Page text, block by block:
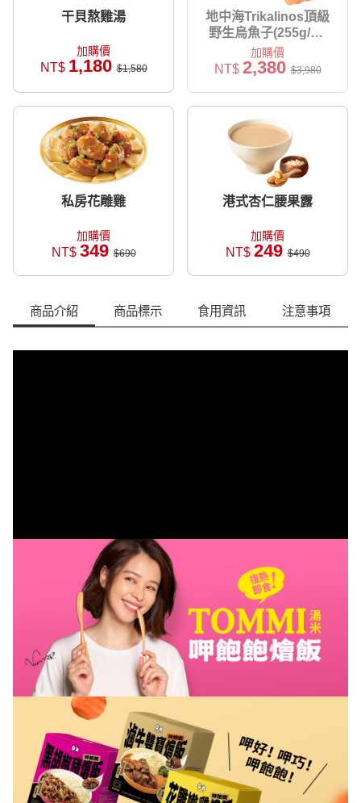
干貝熬雞湯
加購價
NT$ 1,180$1,580
地中海Trikalinos頂級
野生烏魚子(255g/盒)
【附提袋】
加購價
NT$ 2,380$3,980
私房花雕雞
加購價
NT$ 349$690
港式杏仁腰果露
加購價
NT$ 249$490
商品介紹 商品標示 食用資訊 注意事項